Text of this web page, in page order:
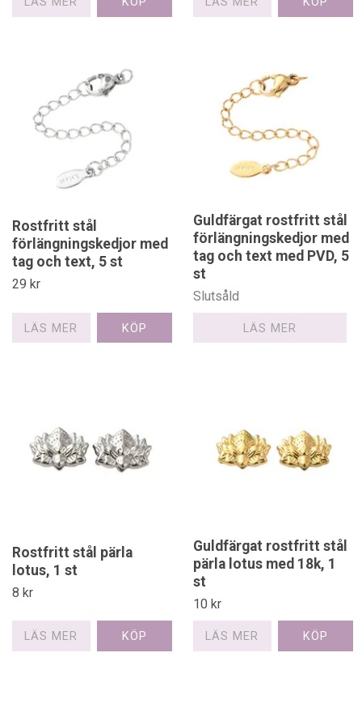
Rostfritt stål
förlängningskedjor med
tag och text, 5 st
29 kr
LÄS MER
Guldfärgat rostfritt stål
förlängningskedjor med
tag och text med PVD, 5
st
Slutsåld
LÄS MER
Rostfritt stål pärla
lotus, 1 st
8 kr
LÄS MER
Guldfärgat rostfritt stål
pärla lotus med 18k, 1
st
10 kr
LÄS MER